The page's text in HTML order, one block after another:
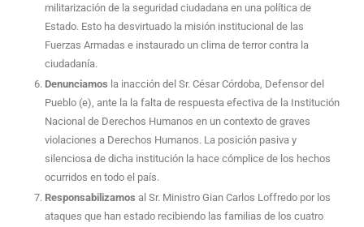
militarización de la seguridad ciudadana en una política de
Estado. Esto ha desvirtuado la misión institucional de las
Fuerzas Armadas e instaurado un clima de terror contra la
ciudadanía.
Denunciamos la inacción del Sr. César Córdoba, Defensor del
Pueblo (e), ante la la falta de respuesta efectiva de la Institución
Nacional de Derechos Humanos en un contexto de graves
violaciones a Derechos Humanos. La posición pasiva y
silenciosa de dicha institución la hace cómplice de los hechos
ocurridos en todo el país.
Responsabilizamos al Sr. Ministro Gian Carlos Loffredo por los
ataques que han estado recibiendo las familias de los cuatro